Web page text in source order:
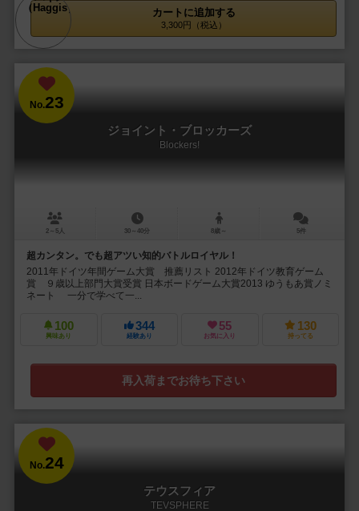
カートに追加する
3,300円（税込）
No.23
ジョイント・ブロッカーズ
Blockers!
2～5人 30～40分 8歳～ 5件
超カンタン。でも超アツい知的バトルロイヤル！
2011年ドイツ年間ゲーム大賞 推薦リスト 2012年ドイツ教育ゲーム
賞 ９歳以上部門大賞受賞 日本ボードゲーム大賞2013 ゆうもあ賞ノミ
ネート 一分で学べて一...
100
興味あり
344
経験あり
55
お気に入り
130
持ってる
再入荷までお待ち下さい
No.24
テウスフィア
TEVSPHERE